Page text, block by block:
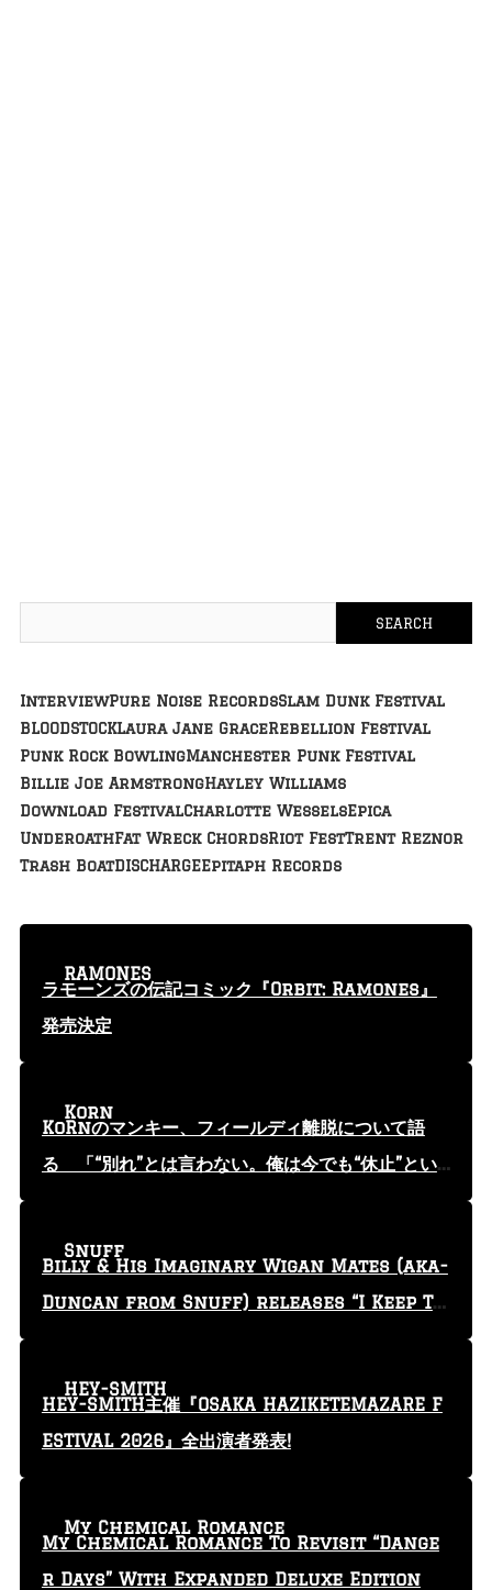
InterviewPure Noise RecordsSlam Dunk Festival
BLOODSTOCKLaura Jane GraceRebellion Festival
Punk Rock BowlingManchester Punk Festival
Billie Joe ArmstrongHayley Williams
Download FestivalCharlotte WesselsEpica
UnderoathFat Wreck ChordsRiot FestTrent Reznor
Trash BoatDISCHARGEEpitaph Records
ラモーンズの伝記コミック『Orbit: Ramones』
発売決定
RAMONES
KoRnのマンキー、フィールディ離脱について語
る 「“別れ”とは言わない。俺は今でも“休止”とい
Korn
Billy & His Imaginary Wigan Mates (aka-
Duncan from Snuff) releases “I Keep Tr
Snuff
HEY-SMITH主催『OSAKA HAZIKETEMAZARE F
ESTIVAL 2026』全出演者発表!
HEY-SMITH
My Chemical Romance To Revisit “Dange
r Days” With Expanded Deluxe Edition
My Chemical Romance